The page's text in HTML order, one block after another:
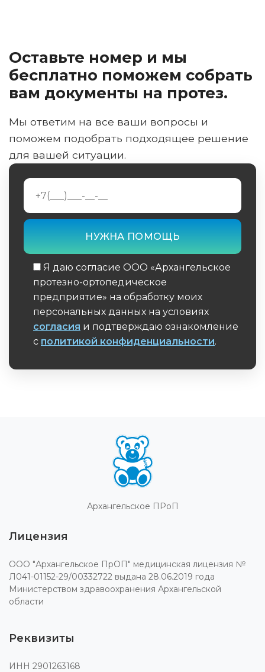
Оставьте номер и мы
бесплатно поможем собрать
вам документы на протез.
Мы ответим на все ваши вопросы и
поможем подобрать подходящее решение
для вашей ситуации.
Я даю согласие ООО «Архангельское
протезно-ортопедическое
предприятие» на обработку моих
персональных данных на условиях
согласия и подтверждаю ознакомление
с политикой конфиденциальности.
Архангельское ПРоП
Лицензия
ООО "Архангельское ПрОП" медицинская лицензия №
Л041-01152-29/00332722 выдана 28.06.2019 года
Министерством здравоохранения Архангельской
области
Реквизиты
ИНН 2901263168